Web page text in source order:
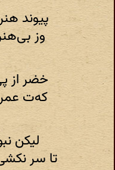
پیوند
وز
خضر از
که‌ت عمر
لیکن
تا سر